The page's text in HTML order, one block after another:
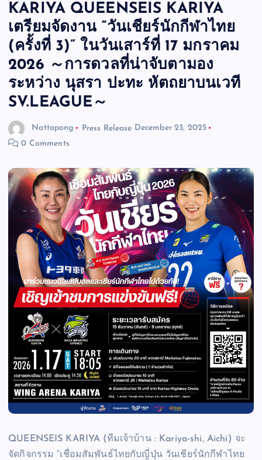
KARIYA QUEENSEIS KARIYA
เตรียมจัดงาน “วันเชียร์นักกีฬาไทย
(ครั้งที่ 3)” ในวันเสาร์ที่ 17 มกราคม
2026 ～การดวลที่น่าจับตามอง
ระหว่าง นุสรา ปะทะ หัตถยาบนเวที
SV.LEAGUE～
Nattapong Press Release December 23, 2025
0 Comments
QUEENSEIS KARIYA (ทีมเจ้าบ้าน : Kariya-shi, Aichi) จะ
จัดกิจกรรม “เชื่อมสัมพันธ์ไทยกับญี่ปุ่น วันเชียร์นักกีฬาไทย